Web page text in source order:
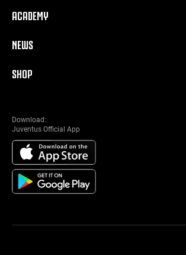
ACADEMY
NEWS
SHOP
Download:
Juventus Official App